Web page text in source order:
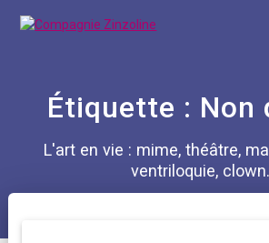
Étiquette : Non
L'art en vie : mime, théâtre,
ventriloquie,